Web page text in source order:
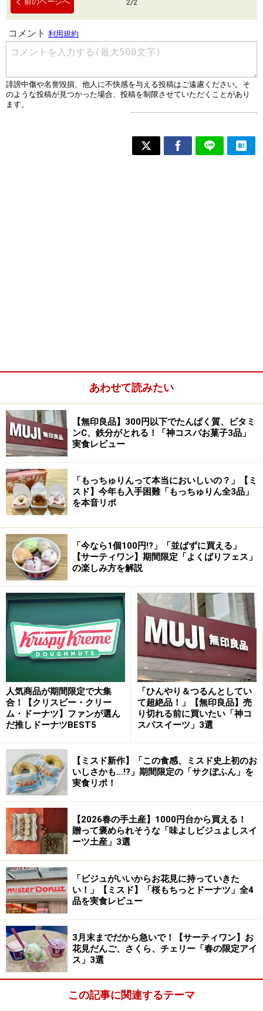
2/2
あわせて読みたい
【無印良品】300円以下でたんぱく質、ビタミ
ンC、鉄分がとれる！「神コスパお菓子3品」
実食レビュー
「もっちゅりんって本当においしいの？」【ミ
スド】今年も入手困難「もっちゅりん全3品」
を本音リポ
「今なら1個100円!?」「並ばずに買える」
【サーティワン】期間限定「よくばりフェス」
の楽しみ方を解説
人気商品が期間限定で大集
合！【クリスピー・クリー
ム・ドーナツ】ファンが選ん
だ推しドーナツBEST5
「ひんやり＆つるんとしてい
て超絶品！」【無印良品】売
り切れる前に買いたい「神コ
スパスイーツ」3選
【ミスド新作】「この食感、ミスド史上初のお
いしさかも…!?」期間限定の「サクぽふん」を
実食リポ！
【2026春の手土産】1000円台から買える！
贈って褒められそうな「味よしビジュよしスイ
ーツ土産」3選
「ビジュがいいからお花見に持っていきた
い！」【ミスド】「桜もちっとドーナツ」全4
品を実食レビュー
3月末までだから急いで！【サーティワン】お
花見だんご、さくら、チェリー「春の限定アイ
ス」3選
この記事に関連するテーマ